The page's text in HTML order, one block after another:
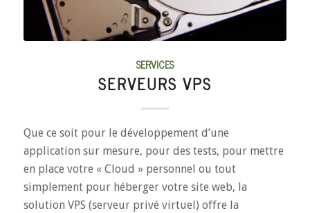
SERVICES
SERVEURS VPS
Que ce soit pour le développement d’une
application sur mesure, pour des tests, pour mettre
en place votre « Cloud » personnel ou tout
simplement pour héberger votre site web, la
solution VPS (serveur privé virtuel) offre la